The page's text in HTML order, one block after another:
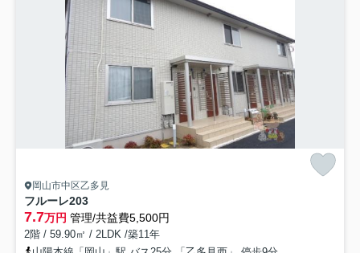
岡山市中区乙多見
フルーレ203
7.7万円 管理/共益費5,500円
2階 / 59.90㎡ / 2LDK /築11年